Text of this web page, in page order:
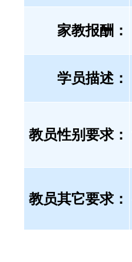
家教报酬：
学员描述：
教员性别要求：
教员其它要求：